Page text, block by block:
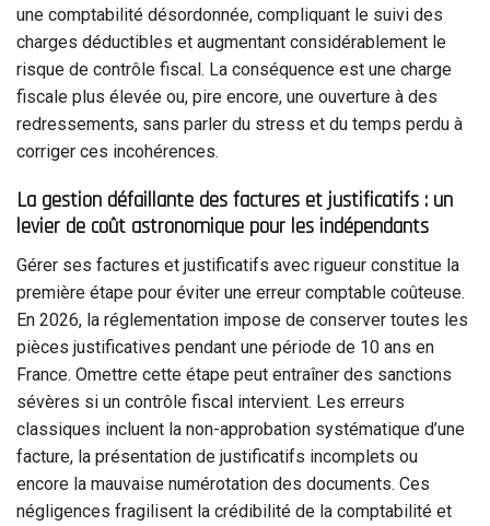
une comptabilité désordonnée, compliquant le suivi des
charges déductibles et augmentant considérablement le
risque de contrôle fiscal. La conséquence est une charge
fiscale plus élevée ou, pire encore, une ouverture à des
redressements, sans parler du stress et du temps perdu à
corriger ces incohérences.
La gestion défaillante des factures et justificatifs : un
levier de coût astronomique pour les indépendants
Gérer ses factures et justificatifs avec rigueur constitue la
première étape pour éviter une erreur comptable coûteuse.
En 2026, la réglementation impose de conserver toutes les
pièces justificatives pendant une période de 10 ans en
France. Omettre cette étape peut entraîner des sanctions
sévères si un contrôle fiscal intervient. Les erreurs
classiques incluent la non-approbation systématique d’une
facture, la présentation de justificatifs incomplets ou
encore la mauvaise numérotation des documents. Ces
négligences fragilisent la crédibilité de la comptabilité et